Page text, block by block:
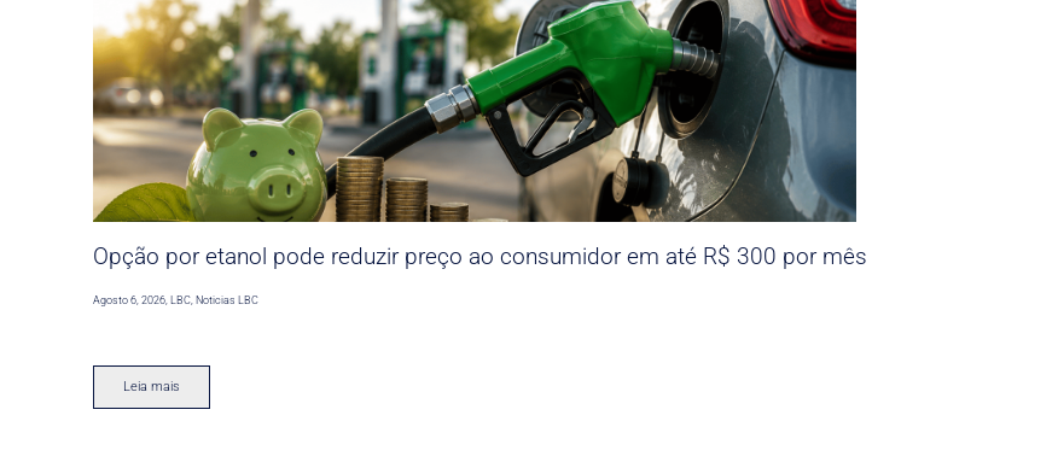
Opção por etanol pode reduzir preço ao consumidor em até R$ 300 por mês
Agosto 6, 2026 ,LBC Noticias LBC
Leia mais